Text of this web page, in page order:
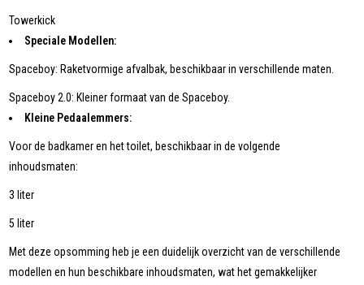
Towerkick
Speciale Modellen:
Spaceboy: Raketvormige afvalbak, beschikbaar in verschillende maten.
Spaceboy 2.0: Kleiner formaat van de Spaceboy.
Kleine Pedaalemmers:
Voor de badkamer en het toilet, beschikbaar in de volgende
inhoudsmaten:
3 liter
5 liter
Met deze opsomming heb je een duidelijk overzicht van de verschillende
modellen en hun beschikbare inhoudsmaten, wat het gemakkelijker